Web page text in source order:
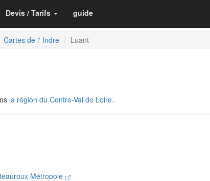
Devis / Tarifs guide
Cartes de l' Indre Luant
la région du Centre-Val de Loire.
Métropole